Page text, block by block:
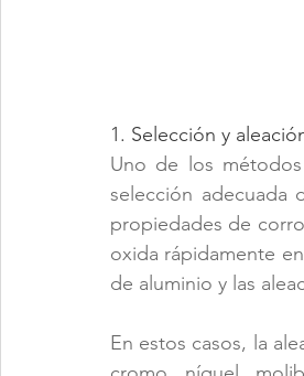
1. Selección y
Uno de los
selección adecuada
propiedades de
oxida rápidamente
de aluminio y las
En estos casos, la